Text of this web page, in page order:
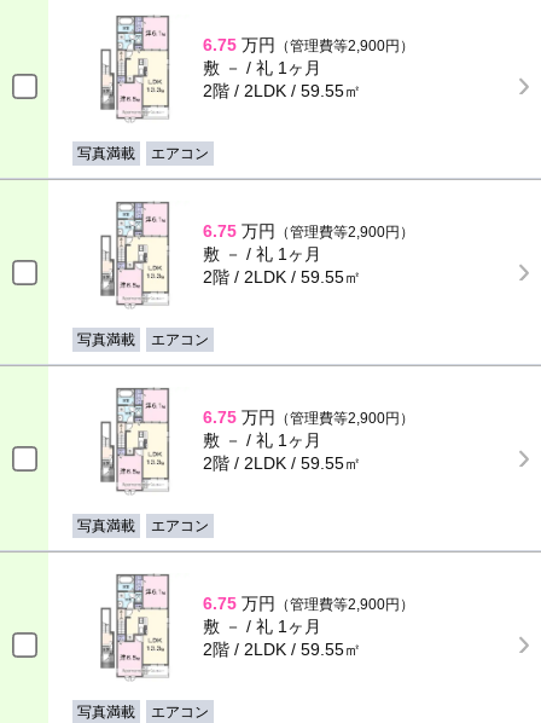
6.75 万円 （管理費等2,900円）
敷 － / 礼 1ヶ月
2階 / 2LDK / 59.55㎡
写真満載 エアコン
6.75 万円 （管理費等2,900円）
敷 － / 礼 1ヶ月
2階 / 2LDK / 59.55㎡
写真満載 エアコン
6.75 万円 （管理費等2,900円）
敷 － / 礼 1ヶ月
2階 / 2LDK / 59.55㎡
写真満載 エアコン
6.75 万円 （管理費等2,900円）
敷 － / 礼 1ヶ月
2階 / 2LDK / 59.55㎡
写真満載 エアコン